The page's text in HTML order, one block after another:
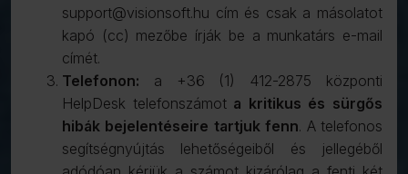
support@visionsoft.hu cím és csak a másolatot
kapó (cc) mezőbe írják be a munkatárs e-mail
címét.
Telefonon: a +36 (1) 412-2875 központi
HelpDesk telefonszámot a kritikus és sürgős
hibák bejelentéseire tartjuk fenn. A telefonos
segítségnyújtás lehetőségeiből és jellegéből